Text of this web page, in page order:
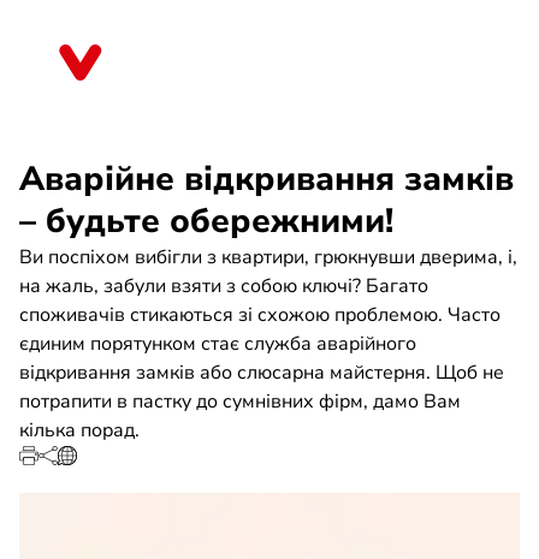
Аварійне відкривання замків
– будьте обережними!
Ви поспіхом вибігли з квартири, грюкнувши дверима, і,
на жаль, забули взяти з собою ключі? Багато
споживачів стикаються зі схожою проблемою. Часто
єдиним порятунком стає служба аварійного
відкривання замків або слюсарна майстерня. Щоб не
потрапити в пастку до сумнівних фірм, дамо Вам
кілька порад.